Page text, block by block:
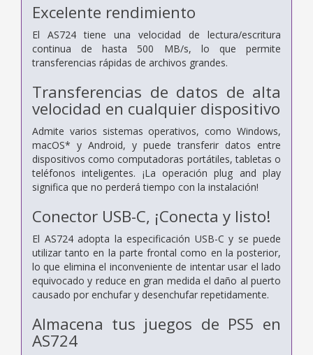
Excelente rendimiento
El AS724 tiene una velocidad de lectura/escritura
continua de hasta 500 MB/s, lo que permite
transferencias rápidas de archivos grandes.
Transferencias de datos de alta
velocidad en cualquier dispositivo
Admite varios sistemas operativos, como Windows,
macOS* y Android, y puede transferir datos entre
dispositivos como computadoras portátiles, tabletas o
teléfonos inteligentes. ¡La operación plug and play
significa que no perderá tiempo con la instalación!
Conector USB-C, ¡Conecta y listo!
El AS724 adopta la especificación USB-C y se puede
utilizar tanto en la parte frontal como en la posterior,
lo que elimina el inconveniente de intentar usar el lado
equivocado y reduce en gran medida el daño al puerto
causado por enchufar y desenchufar repetidamente.
Almacena tus juegos de PS5 en
AS724